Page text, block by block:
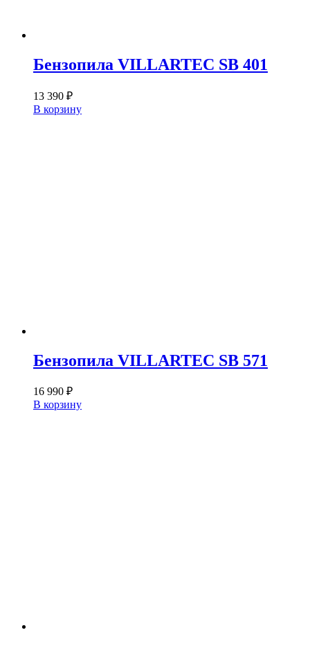
Бензопила VILLARTEC SB 401
13 390 ₽
В корзину
Бензопила VILLARTEC SB 571
16 990 ₽
В корзину